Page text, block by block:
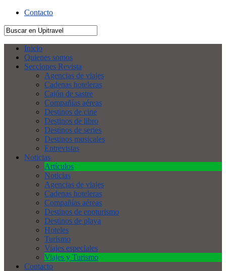
Contacto
Inicio
Quienes somos
Secciones Revista
Agencias de viajes
Cadenas hoteleras
Cajón de sastre
Compañías aéreas
Destinos de cine
Destinos de libro
Destinos de series
Destinos musicales
Entrevistas
Noticias
Artículos
Noticias
Agencias de viajes
Cadenas hoteleras
Compañías aéreas
Destinos de enoturismo
Destinos de playa
Hoteles
Turismo
Viajes especiales
Viajes y Turismo
Contacto